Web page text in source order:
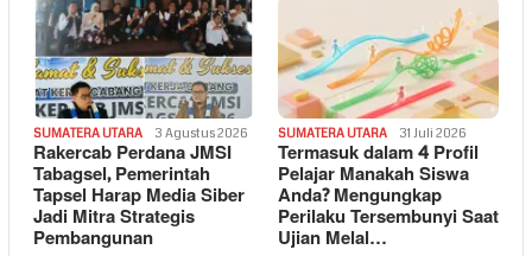
SUMATERA UTARA 3 Agustus 2026
Rakercab Perdana JMSI
Tabagsel, Pemerintah
Tapsel Harap Media Siber
Jadi Mitra Strategis
Pembangunan
SUMATERA UTARA 31 Juli 2026
Termasuk dalam 4 Profil
Pelajar Manakah Siswa
Anda? Mengungkap
Perilaku Tersembunyi Saat
Ujian Melal…